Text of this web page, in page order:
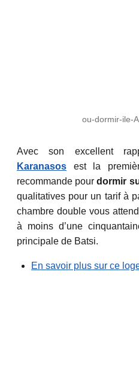
ou-dormir-ile-
Avec son excellent
Karanasos est la
recommande pourdormir
qualitatives pour un tarif à
chambre double vous
à moins d’une
principale de Batsi.
En savoir plus sur ce